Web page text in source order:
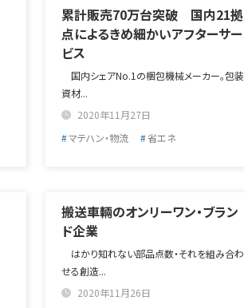
累計販売70万台突破 国内21拠
点によるきめ細かいアフターサー
ビス
国内シェアNo.1の梱包機械メーカー。包装
資材...
2020年11月27日
マテハン・物流
省エネ
搬送車輛のオンリーワン・ブラン
ド企業
はかり知れない部品点数・それを組み合わ
せる創造...
2020年11月26日